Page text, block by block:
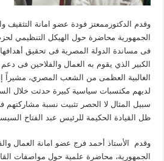
وقدم الدكتورممعتز فودة عضو امانة
الجمهورية محاضرة حول الهيكل التنظيمي
فى مساندة الدولة المصرية فى تحقيق أهدافها
الكبير الذي يقوم به العمال والفلاحين فى
الغالبية العظمى من الشعب المصري، مشيراً
لديهم مكتسبات سياسية كبيرة حدثت خلال
سبيل المثال لا الحصر تثبيت نسبة مشاركتهم
ظل القيادة الحكيمة للرئيس عبد الفتاح
وقدم الأستاذ أحمد فرج عضو امانة العمال
الجمهورية، محاضرة علمية حول مواصفات